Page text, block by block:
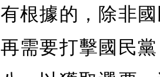
有根據的，除非
再需要打擊國民